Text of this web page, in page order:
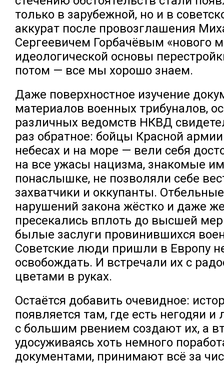
только в зарубежной, но и в
аккурат после провозглашения
Сергеевичем Горбачёвым «нового
идеологической основы
потом — все мы хорошо знаем.
Даже поверхностное изучение
материалов военных трибуналов,
различных ведомств НКВД
раз обратное: бойцы Красной
небесах и на море — вели себя
на все ужасы нацизма, знакомые
понаслышке, не позволяли себе
захватчики и оккупанты.
нарушений закона жёстко и даже
пресекались вплоть до высшей
былые заслуги провинившихся
Советские люди пришли в Европу
освобождать. И встречали их с
цветами в руках.
Остаётся добавить очевидное:
появляется там, где есть негодяи
с большим рвением создают их, а
удосуживаясь хоть немного
документами, принимают всё за